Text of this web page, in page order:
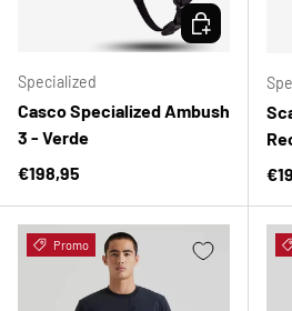
Specialized
Casco Specialized Ambush
3 - Verde
Prezzo normale
€198,95
SCEGLI OPZIONI
Promo